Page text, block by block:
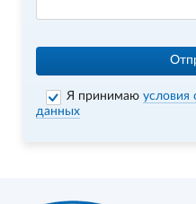
Я принимаюусловия
данных